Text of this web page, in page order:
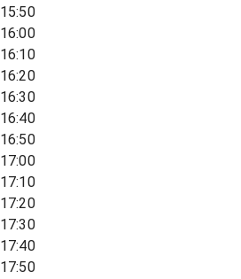
15:50
16:00
16:10
16:20
16:30
16:40
16:50
17:00
17:10
17:20
17:30
17:40
17:50